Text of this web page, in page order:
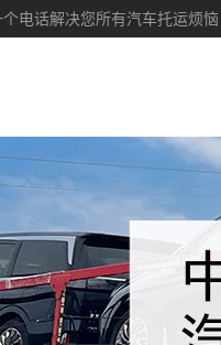
电话解决您所有汽车托运烦